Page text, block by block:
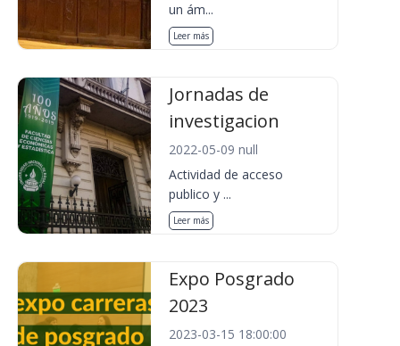
un ám...
Leer más
Jornadas de
investigacion
2022-05-09 null
Actividad de acceso
publico y ...
Leer más
Expo Posgrado
2023
2023-03-15 18:00:00